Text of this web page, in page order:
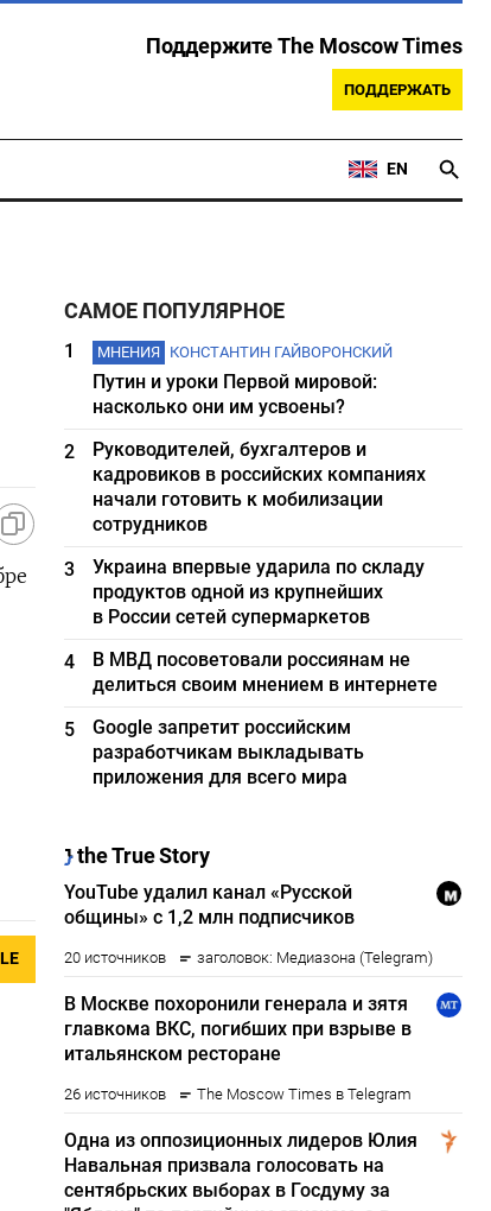
Поддержите The Moscow Times
ПОДДЕРЖАТЬ
EN
САМОЕ ПОПУЛЯРНОЕ
1 МНЕНИЯ КОНСТАНТИН ГАЙВОРОНСКИЙ
Путин и уроки Первой мировой:
насколько они им усвоены?
2
Руководителей, бухгалтеров и
кадровиков в российских компаниях
начали готовить к мобилизации
сотрудников
3
Украина впервые ударила по складу
продуктов одной из крупнейших
в России сетей супермаркетов
4
В МВД посоветовали россиянам не
делиться своим мнением в интернете
5
Google запретит российским
разработчикам выкладывать
приложения для всего мира